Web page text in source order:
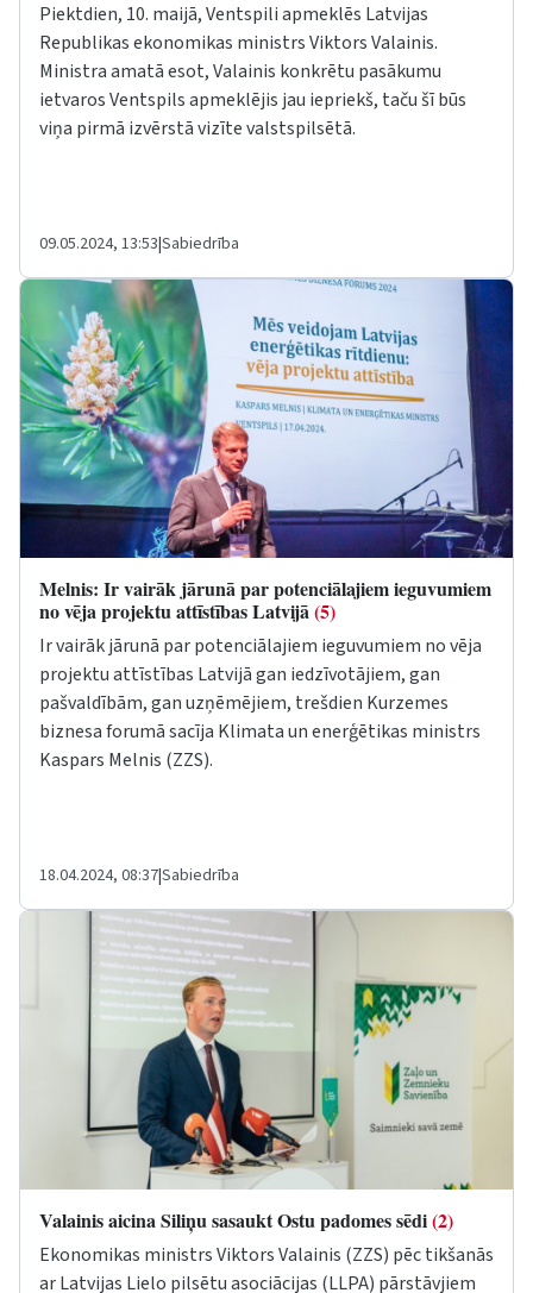
Piektdien, 10. maijā, Ventspili apmeklēs Latvijas
Republikas ekonomikas ministrs Viktors Valainis.
Ministra amatā esot, Valainis konkrētu pasākumu
ietvaros Ventspils apmeklējis jau iepriekš, taču šī būs
viņa pirmā izvērstā vizīte valstspilsētā.
09.05.2024, 13:53|Sabiedrība
Melnis: Ir vairāk jārunā par potenciālajiem ieguvumiem
no vēja projektu attīstības Latvijā(5)
Ir vairāk jārunā par potenciālajiem ieguvumiem no vēja
projektu attīstības Latvijā gan iedzīvotājiem, gan
pašvaldībām, gan uzņēmējiem, trešdien Kurzemes
biznesa forumā sacīja Klimata un enerģētikas ministrs
Kaspars Melnis (ZZS).
18.04.2024, 08:37|Sabiedrība
Valainis aicina Siliņu sasaukt Ostu padomes sēdi(2)
Ekonomikas ministrs Viktors Valainis (ZZS) pēc tikšanās
ar Latvijas Lielo pilsētu asociācijas (LLPA) pārstāvjiem